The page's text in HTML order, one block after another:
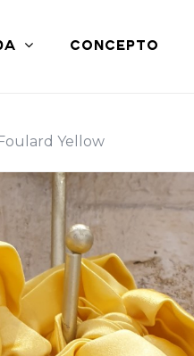
CONCEPTO
Foulard Yellow